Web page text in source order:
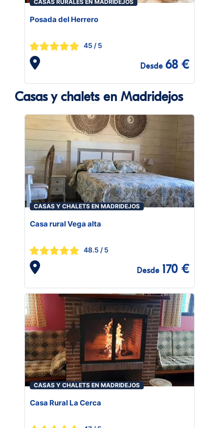
CASAS RURALES EN MADRIDEJOS
Posada del Herrero
45 / 5
Desde 68 €
Casas y chalets en Madridejos
CASAS Y CHALETS EN MADRIDEJOS
Casa rural Vega alta
48.5 / 5
Desde 170 €
CASAS Y CHALETS EN MADRIDEJOS
Casa Rural La Cerca